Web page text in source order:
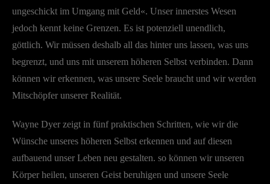
ungeschickt im Umgang mit Geld«. Unser innerstes Wesen
jedoch kennt keine Grenzen. Es ist potenziell unendlich,
göttlich. Wir müssen deshalb all das hinter uns lassen, was uns
begrenzt, und uns mit unserem höheren Selbst verbinden. Dann
können wir erkennen, was unsere Seele braucht und wir werden
Mitschöpfer unserer Realität.
Wayne Dyer zeigt in fünf praktischen Schritten, wie wir die
Wünsche unseres höheren Selbst erkennen und auf diesen
aufbauend unser Leben neu gestalten. so können wir unseren
Körper heilen, unseren Geist beruhigen und unsere Seele